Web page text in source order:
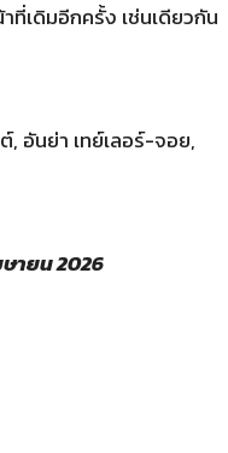
ที่เดิมอีกครั้ง เช่นเดียวกัน
อันย่า เทย์เลอร์-จอย,
ายน 2026